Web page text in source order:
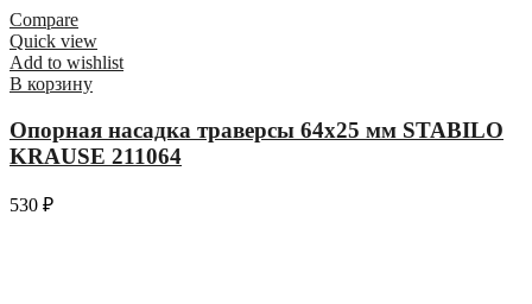
Compare
Quick view
Add to wishlist
В корзину
Опорная насадка траверсы 64х25 мм STABILO
KRAUSE 211064
530 ₽